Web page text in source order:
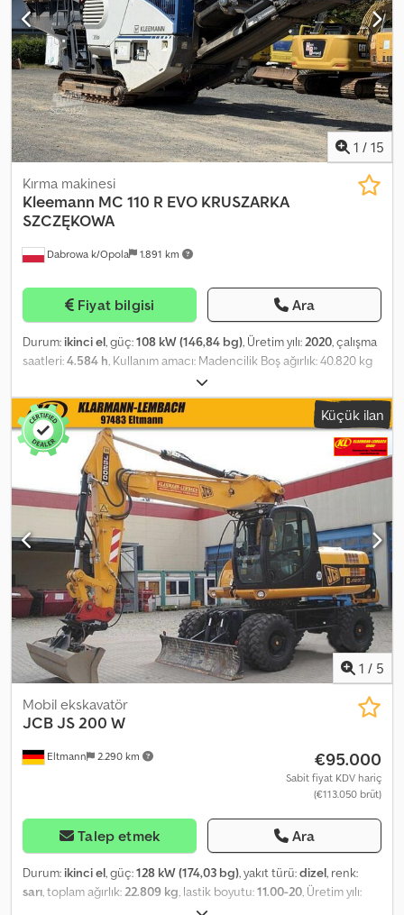
Fahrgestellnummer (VIN): YV2P4X20009187177 Kontakt: - Kuba –
Polnisch, Englisch, Deutsch, Italienisch Dedpfjtyhp Eox Aatokr -
Sebastian – Polnisch, Deutsch, Italienisch, ????? - Laszlo –
Ungarisch - Costel – Rumänisch (Wir erledigen alle
Exportformalitäten inkl. Nummernschilder) - Radek – ?????
1 / 15
Dabrowa k/Opola 1.891 km
Kırma makinesi
Kleemann MC 110 R EVO KRUSZARKA
SZCZĘKOWA
Fiyat bilgisi Ara
Durum: ikinci el, güç:108 kW (146,84 bg), Üretim yılı:2020, çalışma
saatleri:4.584 h, Kullanım amacı: Madencilik Boş ağırlık: 40.820 kg
Küçük ilan
1 / 5
Eltmann 2.290 km
Mobil ekskavatör
JCBJS 200 W
€95.000
Sabit fiyat KDV hariç
(€113.050 brüt)
Talep etmek Ara
Durum: ikinci el, güç:128 kW (174,03 bg), yakıt türü:dizel, renk:
sarı, toplam ağırlık:22.809 kg, lastik boyutu:11.00-20, Üretim yılı:
, makine/araç numarası: